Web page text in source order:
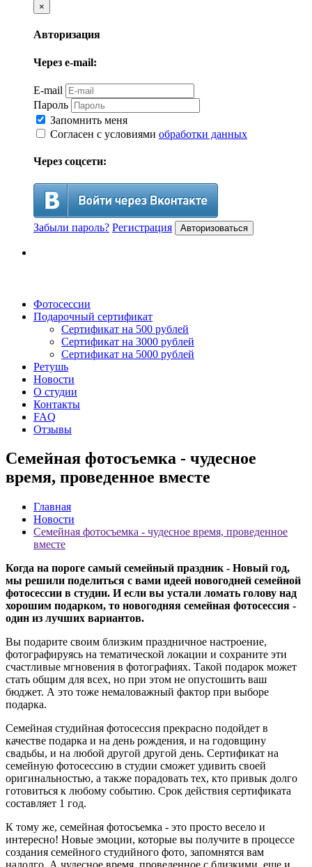
×
Авторизация
Через e-mail:
E-mail
Пароль
Запомнить меня
Согласен с условиями обработки данных
Через соцсети:
Забыли пароль? Регистрация Авторизоваться
Фотосессии
Подарочный сертификат
Сертификат на 500 рублей
Сертификат на 3000 рублей
Сертификат на 5000 рублей
Ретушь
Новости
О студии
Контакты
FAQ
Отзывы
Семейная фотосъемка - чудесное
время, проведенное вместе
Главная
Новости
Семейная фотосъемка - чудесное время, проведенное
вместе
Когда на пороге самый семейный праздник - Новый год,
мы решили поделиться с вами идеей новогодней семейной
фотосессии в студии. И если вы устали ломать голову над
хорошим подарком, то новогодняя семейная фотосессия -
один из лучших вариантов.
Вы подарите своим близким праздничное настроение,
фотографируясь на тематической локации и сохраните эти
счастливые мгновения в фотографиях. Такой подарок может
стать общим для всех, но при этом не опустошить ваш
бюджет. А это тоже немаловажный фактор при выборе
подарка.
Семейная студийная фотосессия прекрасно подойдет в
качестве подарка и на день рождения, и на годовщину
свадьбы, и на любой другой другой день. Сертификат на
семейную фотосессию в студии сможет удивить своей
оригинальностью, а также порадовать тех, кто привык долго
готовиться к любому событию. Срок действия сертификата
составляет 1 год.
К тому же, семейная фотосъемка - это просто весело и
интересно! Новые эмоции, которые вы получите в процессе
создания семейного студийного фото, запомнятся вам